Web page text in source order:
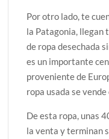
Por otro lado, te
la Patagonia, llegan
de ropa desechada
es un importante
proveniente de
ropa usada se
De esta ropa, unas
la venta y terminan